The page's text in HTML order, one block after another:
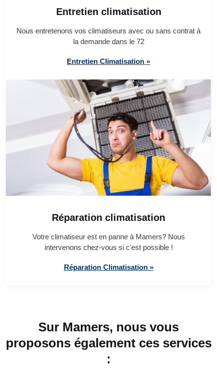
Entretien climatisation
Nous entretenons vos climatiseurs avec ou sans contrat à
la demande dans le 72
Entretien Climatisation »
Réparation climatisation
Votre climatiseur est en panne à Mamers? Nous
intervenons chez-vous si c'est possible !
Réparation Climatisation »
Sur Mamers, nous vous
proposons également ces services
: